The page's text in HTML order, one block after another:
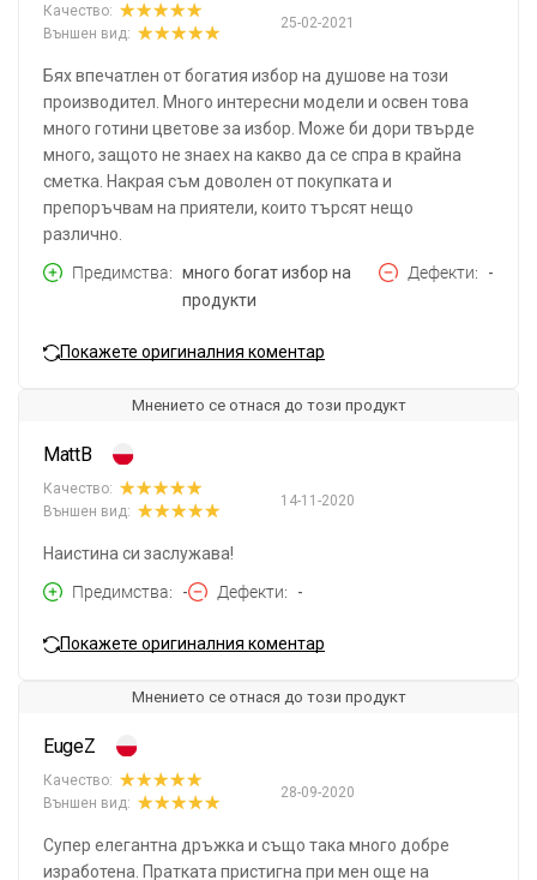
25-02-2021
Качество:
Външен вид:
Бях впечатлен от богатия избор на душове на този
производител. Много интересни модели и освен това
много готини цветове за избор. Може би дори твърде
много, защото не знаех на какво да се спра в крайна
сметка. Накрая съм доволен от покупката и
препоръчвам на приятели, които търсят нещо
различно.
Предимства
много богат избор на
продукти
Дефекти -
Покажете оригиналния коментар
Мнението се отнася до този продукт
MattB
14-11-2020
Качество:
Външен вид:
Наистина си заслужава!
Предимства
- Дефекти -
Покажете оригиналния коментар
Мнението се отнася до този продукт
EugeZ
28-09-2020
Качество:
Външен вид:
Супер елегантна дръжка и също така много добре
изработена. Пратката пристигна при мен още на